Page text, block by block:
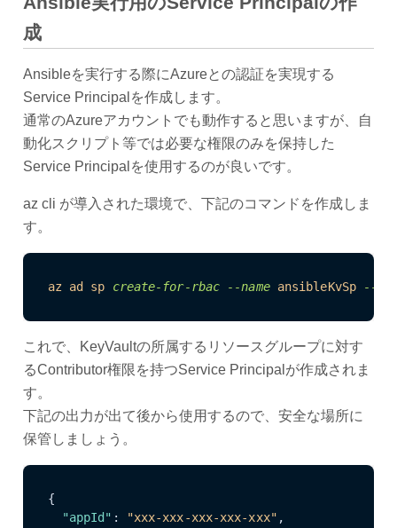
成
Ansibleを実行する際にAzureとの認証を実現する
Service Principalを作成します。
通常のAzureアカウントでも動作すると思いますが、自
動化スクリプト等では必要な権限のみを保持した
Service Principalを使用するのが良いです。
az cli が導入された環境で、下記のコマンドを作成しま
す。
az ad sp create-for-rbac --name ansibleKvSp --
これで、KeyVaultの所属するリソースグループに対す
るContributor権限を持つService Principalが作成されま
す。
下記の出力が出て後から使用するので、安全な場所に
保管しましょう。
{
"appId" : "xxx-xxx-xxx-xxx-xxx" ,